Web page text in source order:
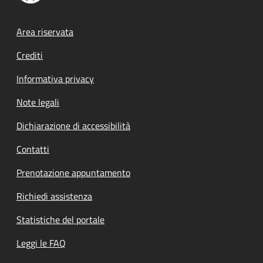
Footer menu
Area riservata
Crediti
Informativa privacy
Note legali
Dichiarazione di accessibilità
Contatti
Prenotazione appuntamento
Richiedi assistenza
Statistiche del portale
Leggi le FAQ